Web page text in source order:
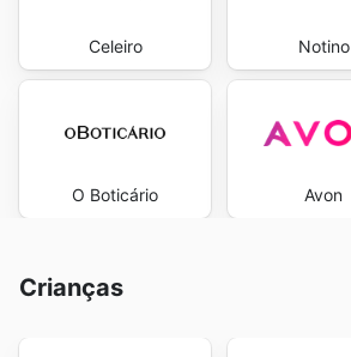
Celeiro
O Boticário
Notino
Avon
Crianças